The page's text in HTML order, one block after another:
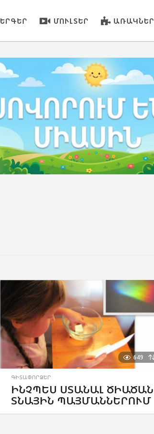
ԵՐԳԵՐ ՄՈՒԼՏԵՐ ԱՌԱԿՆԵՐ
649
ԳԻՏԱՓՈՐՁԵՐ
ԻՆՉՊԵՍ ՍՏԱՆԱԼ ԾԻԱԾԱՆ
ՏՆԱՅԻՆ ՊԱՅՄԱՆՆԵՐՈՒՄ